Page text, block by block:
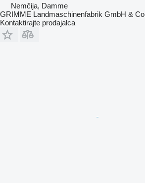
Nemčija, Damme
GRIMME Landmaschinenfabrik GmbH &
Kontaktirajte prodajalca